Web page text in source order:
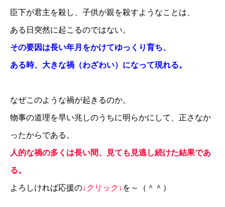
臣下が君主を殺し、子供が親を殺すようなことは、
ある日突然に起こるのではない。
その要因は長い年月をかけてゆっくり育ち、
ある時、大きな禍（わざわい）になって現れる。
なぜこのような禍が起きるのか。
物事の道理を早い兆しのうちに明らかにして、正さなか
ったからである。
人的な禍の多くは長い間、見ても見逃し続けた結果であ
る。
よろしければ応援の↓クリック↓ を～（＾＾）